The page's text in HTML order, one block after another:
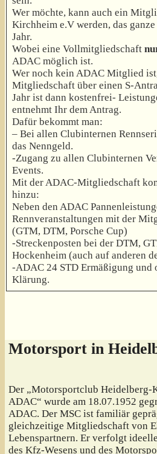
Wer möchte, kann auch ein
Kirchheim e.V werden, das
Jahr.
Wobei eine Vollmitgliedschaft
ADAC möglich ist.
Wer noch kein ADAC Mitglied
Mitgliedschaft über einen S-
Jahr ist dann kostenfrei-
entnehmt Ihr dem Antrag.
Dafür bekommt man:
– Bei allen Clubinternen
das Nenngeld.
-Zugang zu allen Clubinternen
Events.
Mit der ADAC-Mitgliedschaft
hinzu:
Neben den ADAC
Rennveranstaltungen mit der
(GTM, DTM, Porsche Cup)
-Streckenposten bei der DTM,
Hockenheim (auch auf anderen
-ADAC 24 STD Ermäßigung und
Klärung.
Motorsport in
Der „Motorsportclub Heidelberg-
ADAC“ wurde am 18.07.1952
ADAC. Der MSC ist familiär
gleichzeitige Mitgliedschaft von
Lebenspartnern. Er verfolgt
des Kfz-Wesens und des